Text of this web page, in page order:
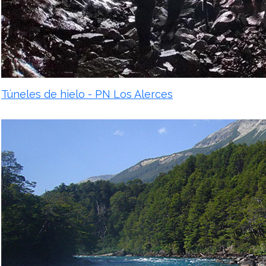
Túneles de hielo - PN Los Alerces